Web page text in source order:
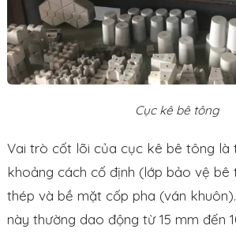
Cục kê bê tông
Vai trò cốt lõi của cục kê bê tông là
khoảng cách cố định (lớp bảo vệ bê
thép và bề mặt cốp pha (ván
này thường dao động từ 15 mm đến